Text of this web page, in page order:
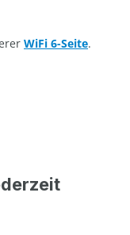
WiFi 6-Seite.